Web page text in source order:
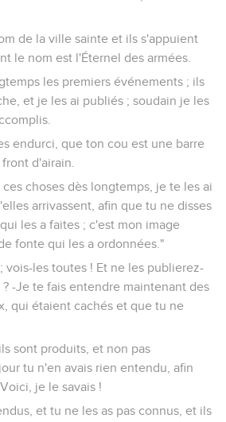
de la ville sainte et ils s'appuient
le nom est l'Éternel des armées.
les premiers événements ; ils
et je les ai publiés ; soudain je les
endurci, que ton cou est une barre
d'airain.
choses dès longtemps, je te les ai
arrivassent, afin que tu ne disses
les a faites ; c'est mon image
fonte qui les a ordonnées."
vois-les toutes ! Et ne les publierez-
-Je te fais entendre maintenant des
qui étaient cachés et que tu ne
sont produits, et non pas
tu n'en avais rien entendu, afin
je le savais !
et tu ne les as pas connus, et ils